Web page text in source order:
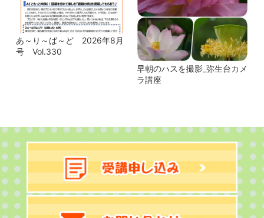
あ～り～ば～ど 2026年8月
号 Vol.330
早朝のハスを撮影_弥生台カメ
ラ講座